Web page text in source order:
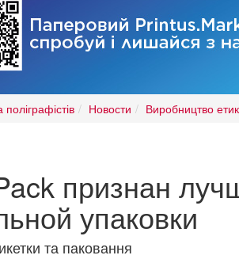
Новости Виробництво
признан
упаковки
та паковання